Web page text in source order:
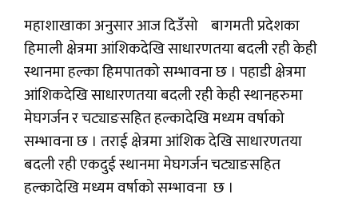
महाशाखाका अनुसार आज दिउँसो बागमती प्रदेशका
हिमाली क्षेत्रमा आंशिकदेखि साधारणतया बदली रही केही
स्थानमा हल्का हिमपातको सम्भावना छ । पहाडी क्षेत्रमा
आंशिकदेखि साधारणतया बदली रही केही स्थानहरुमा
मेघगर्जन र चट्याङसहित हल्कादेखि मध्यम वर्षाको
सम्भावना छ । तराई क्षेत्रमा आंशिक देखि साधारणतया
बदली रही एकदुई स्थानमा मेघगर्जन चट्याङसहित
हल्कादेखि मध्यम वर्षाको सम्भावना छ ।